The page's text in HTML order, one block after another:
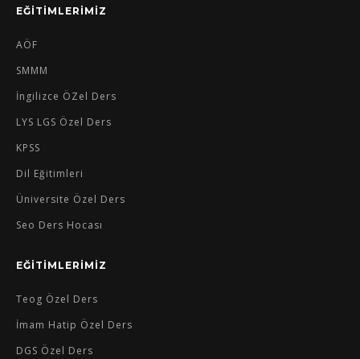
EĞİTİMLERİMİZ
AÖF
SMMM
İngilizce ÖZel Ders
LYS LGS Özel Ders
KPSS
Dil Eğitimleri
Üniversite Özel Ders
Seo Ders Hocası
EĞİTİMLERİMİZ
Teog Özel Ders
İmam Hatip Özel Ders
DGS Özel Ders